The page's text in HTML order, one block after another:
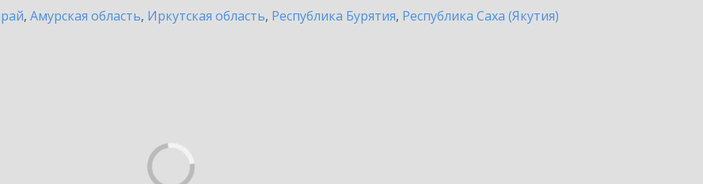
, Амурская область, Иркутская область, Республика Бурятия, Республика Саха (Якутия)